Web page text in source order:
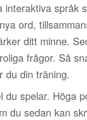
interaktiva språk
ord,
ditt minne.
frågor. Så
du din träning.
du spelar. Höga
du sedan kan